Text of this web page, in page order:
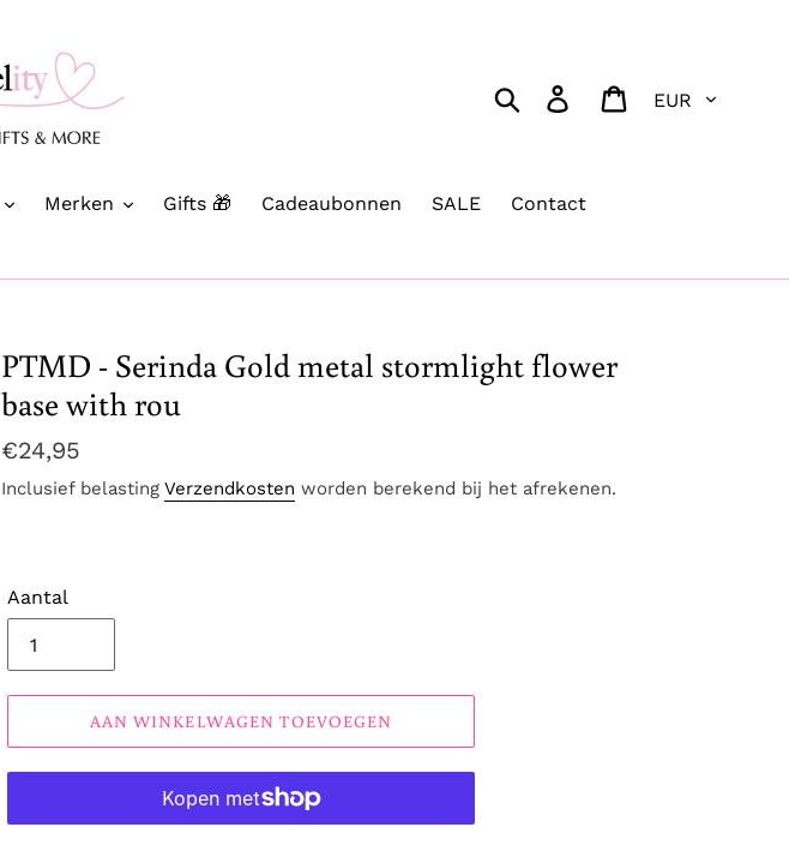
Zoeken AanmeldenWinkelwagen
Merken Gifts 🎁 Cadeaubonnen SALE Contact
PTMD - Serinda Gold metal stormlight flower
base with rou
Normale
prijs
€24,95
Inclusief belasting Verzendkosten worden berekend bij het afrekenen.
Aantal
AAN WINKELWAGEN TOEVOEGEN